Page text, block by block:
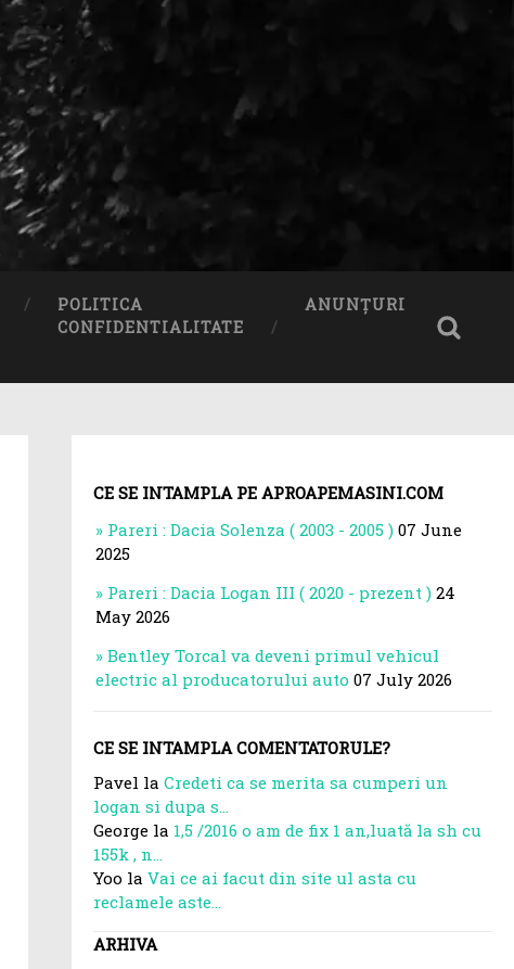
POLITICA
CONFIDENTIALITATE
ANUNȚURI
CE SE INTAMPLA PE APROAPEMASINI.COM
Pareri : Dacia Solenza ( 2003 - 2005 ) 07 June
2025
Pareri : Dacia Logan III ( 2020 - prezent ) 24
May 2026
Bentley Torcal va deveni primul vehicul
electric al producatorului auto 07 July 2026
CE SE INTAMPLA COMENTATORULE?
Pavel la Credeti ca se merita sa cumperi un
logan si dupa s...
George la 1,5 /2016 o am de fix 1 an,luată la sh cu
155k , n...
Yoo la Vai ce ai facut din site ul asta cu
reclamele aste...
ARHIVA